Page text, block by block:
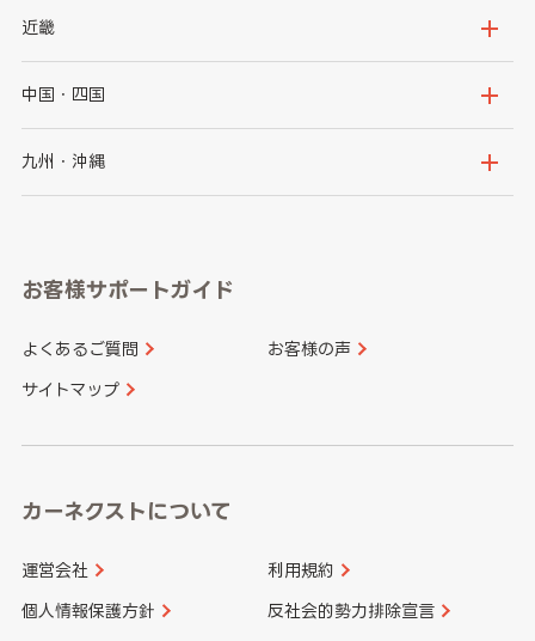
秋田県
群馬県
千葉県
神奈川県
新潟県
石川県
山梨県
愛知県
近畿
大阪府
京都府
和歌山県
中国・四国
鳥取県
山口県
香川県 愛媛県
九州・沖縄
長崎県
大分県 宮崎県
お客様サポートガイド
よくあるご質問 お客様の声
サイトマップ
カーネクストについて
運営会社 利用規約
個人情報保護方針 反社会的勢力排除宣言